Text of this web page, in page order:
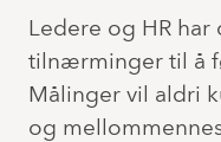
Ledere og HR
tilnærminger til å
Målinger vil aldri
og